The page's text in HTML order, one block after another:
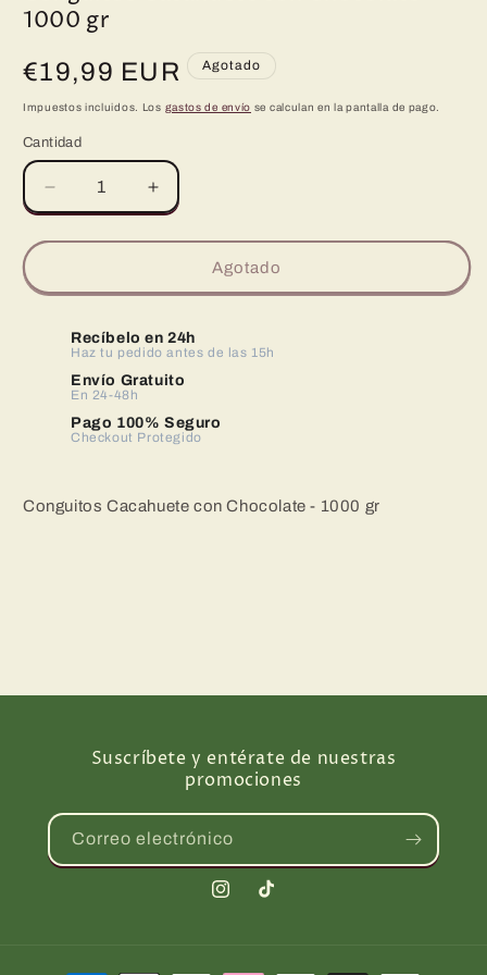
1000 gr
Precio
habitual
€19,99 EUR Agotado
Impuestos incluidos. Los gastos de envío se calculan en la pantalla de pago.
Cantidad
Reducir
cantidad
para
Cacahuete
Chocolate
1000
Aumentar
cantidad
para
Conguitos
Cacahuete
Chocolate
-
1000
Agotado
Recíbelo en 24h
Haz tu pedido antes de las 15h
Envío Gratuito
En 24-48h
Pago 100% Seguro
Checkout Protegido
Conguitos Cacahuete con Chocolate - 1000 gr
Suscríbete y entérate de nuestras
promociones
Correo electrónico
InstagramTikTok